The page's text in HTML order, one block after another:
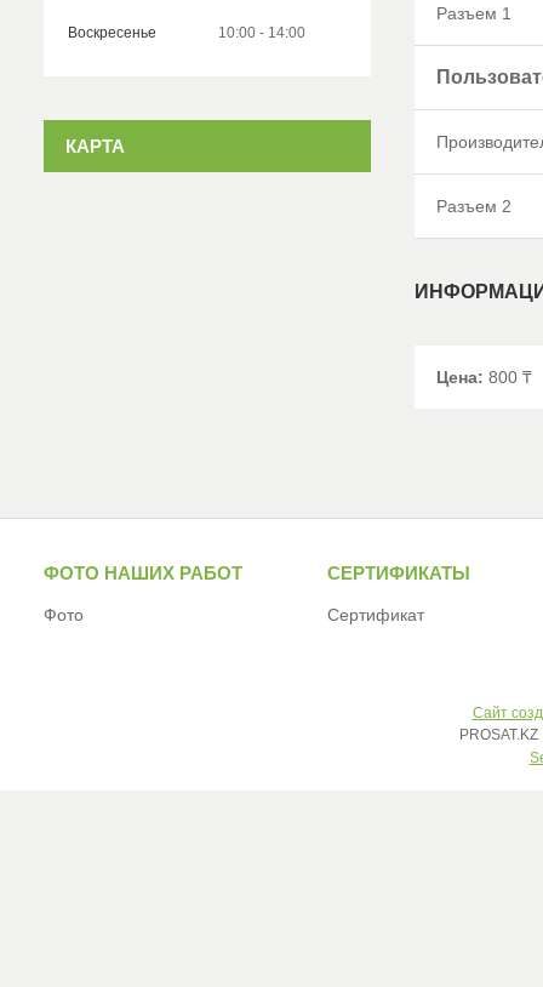
Разъем 1
Разъем 2
Цена: 800 ₸
Воскресенье 10:00 14:00
КАРТА
ФОТО НАШИХ РАБОТ
Фото
СЕРТИФИКАТЫ
Сертификат
Сайт